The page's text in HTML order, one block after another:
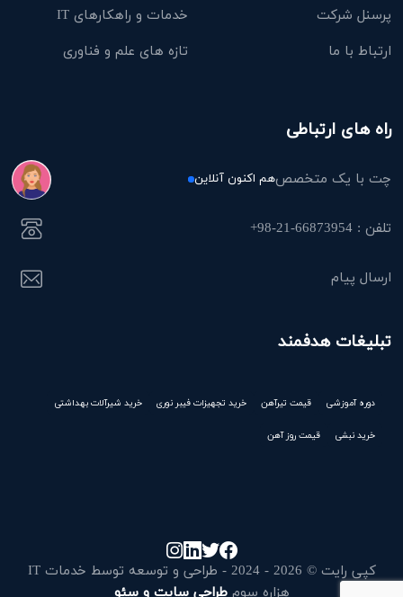
پرسنل شرکت
خدمات و راهکارهای IT
ارتباط با ما
تازه های علم و فناوری
راه های ارتباطی
چت با یک متخصصهم اکنون آنلاین
تلفن : 66873954-21-98+
ارسال پیام
تبلیغات هدفمند
دوره آموزشی قیمت تیرآهن خرید تجهیزات فیبر نوری خرید شیرآلات بهداشتی
خرید نبشی قیمت روز آهن
کپی رایت © 2026 - 2024 - طراحی و توسعه توسط خدمات IT
هزاره سومطراحی سایت و سئو